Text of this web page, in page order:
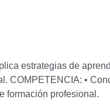
estrategias de
COMPETENCIA: •
formación profesional.